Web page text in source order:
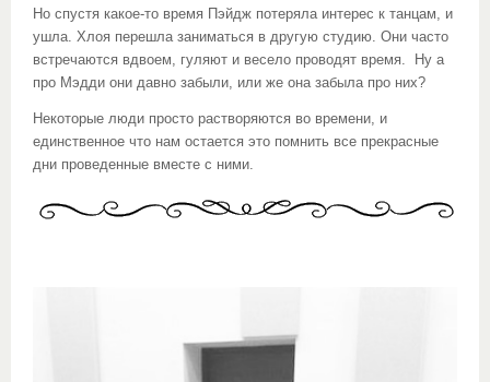
Но спустя какое-то время Пэйдж потеряла интерес к танцам, и
ушла. Хлоя перешла заниматься в другую студию. Они часто
встречаются вдвоем, гуляют и весело проводят время. Ну а
про Мэдди они давно забыли, или же она забыла про них?
Некоторые люди просто растворяются во времени, и
единственное что нам остается это помнить все прекрасные
дни проведенные вместе с ними.